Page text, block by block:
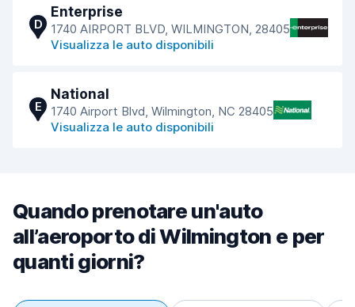
D
Enterprise
1740 AIRPORT BLVD, WILMINGTON, 28405
Visualizza le auto disponibili
E
National
1740 Airport Blvd, Wilmington, NC 28405
Visualizza le auto disponibili
Quando prenotare un'auto
all’aeroporto di Wilmington e per
quanti giorni?